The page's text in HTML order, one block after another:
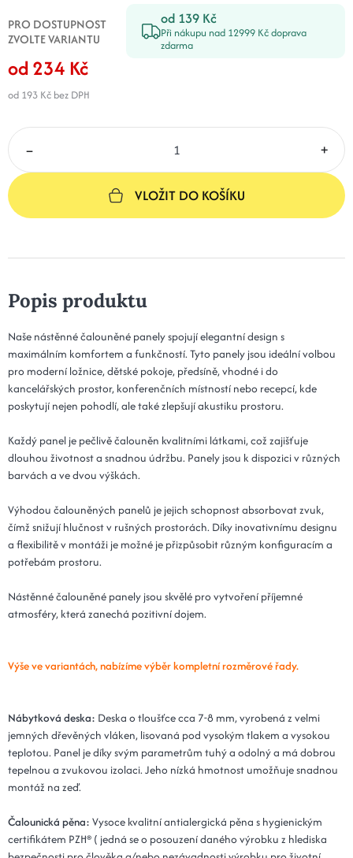
25x50x3 - 16 popelová
Kód: Plot 25x50x3 - 16 popelová
14 dní
30x50x3 - 16 popelová
Kód: Plot 30x50x3 - 16 popelová
Kód: Plot 15x70x3 - 16 popelová
303 Kč
20x70x3 - 16 popelová
30x60x3 - 16 popelová
15x80x3 - 16 popelová
Kód: Plot 15x80x3 - 16 popelová
14 dní
Kód: Plot 20x80x3 - 16 popelová
14 dní
25x70x3 - 16 popelová
Kód: Plot 25x70x3 - 16 popelová
14 dní
30x70x3 - 16 popelová
Kód: Plot 30x70x3 - 16 popelová
371 Kč
15x90x3 - 16 popelová
Kód: Plot 15x90x3 - 16 popelová
388 Kč
20x90x3 - 16 popelová
Kód: Plot 20x90x3 - 16 popelová
388 Kč
15x100x3 - 16 popelová
Kód: Plot 15x100x3 - 16 popelová
432 Kč
14 dní
20x100x3 - 16 popelová
Kód: Plot 20x100x3 - 16 popelová
432 Kč
25x80x3 - 16 popelová
Kód: Plot 25x80x3 - 16 popelová
432 Kč
14 dní
PRO DOSTUPNOST
ZVOLTE VARIANTU
od 139 Kč
Při nákupu nad 12999 Kč doprava
zdarma
od 234 Kč
od 193 Kč bez DPH
– +
VLOŽIT DO KOŠÍKU
Popis produktu
Naše nástěnné čalouněné panely spojují elegantní design s
maximálním komfortem a funkčností. Tyto panely jsou ideální volbou
pro moderní ložnice, dětské pokoje, předsíně, vhodné i do
kancelářských prostor, konferenčních místností nebo recepcí, kde
poskytují nejen pohodlí, ale také zlepšují akustiku prostoru.
Každý panel je pečlivě čalouněn kvalitními látkami, což zajišťuje
dlouhou životnost a snadnou údržbu. Panely jsou k dispozici v různých
barvách a ve dvou výškách.
Výhodou čalouněných panelů je jejich schopnost absorbovat zvuk,
čímž snižují hlučnost v rušných prostorách. Díky inovativnímu designu
a flexibilitě v montáži je možné je přizpůsobit různým konfiguracím a
potřebám prostoru.
Nástěnné čalouněné panely jsou skvělé pro vytvoření příjemné
atmosféry, která zanechá pozitivní dojem.
Výše ve variantách, nabízíme výběr kompletní rozměrové řady.
Nábytková deska: Deska o tloušťce cca 7-8 mm, vyrobená z velmi
jemných dřevěných vláken, lisovaná pod vysokým tlakem a vysokou
teplotou. Panel je díky svým parametrům tuhý a odolný a má dobrou
tepelnou a zvukovou izolaci. Jeho nízká hmotnost umožňuje snadnou
montáž na zeď.
Čalounická pěna: Vysoce kvalitní antialergická pěna s hygienickým
certifikátem PZH® ( jedná se o posouzení daného výrobku z hlediska